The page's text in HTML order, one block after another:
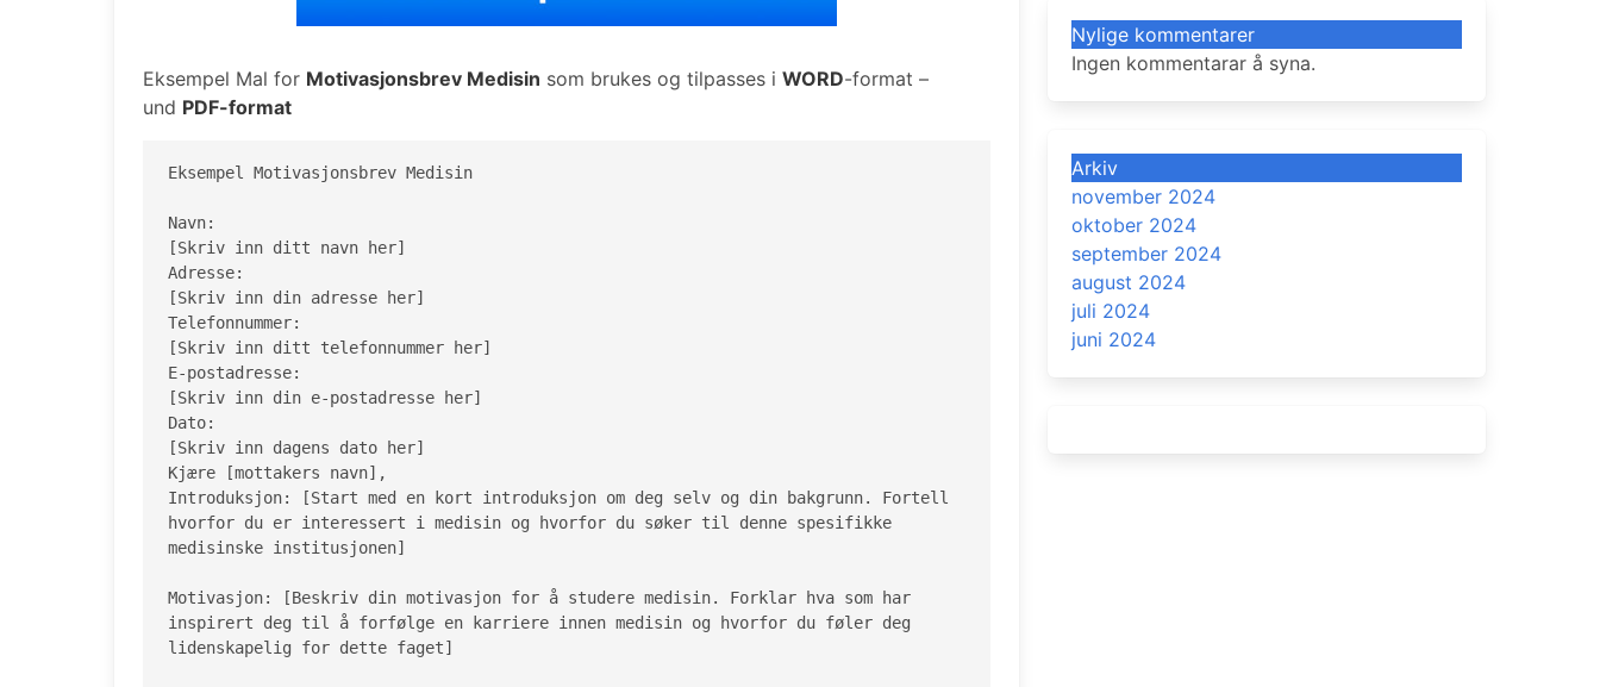
Eksempel Mal for Motivasjonsbrev Medisin som brukes og tilpasses i WORD-format –
und PDF-format
Eksempel Motivasjonsbrev Medisin
Navn:
[Skriv inn ditt navn her]
Adresse:
[Skriv inn din adresse her]
Telefonnummer:
[Skriv inn ditt telefonnummer her]
E-postadresse:
[Skriv inn din e-postadresse her]
Dato:
[Skriv inn dagens dato her]
Kjære [mottakers navn],
Introduksjon: [Start med en kort introduksjon om deg selv og din bakgrunn. Fortell
hvorfor du er interessert i medisin og hvorfor du søker til denne spesifikke
medisinske institusjonen]
Motivasjon: [Beskriv din motivasjon for å studere medisin. Forklar hva som har
inspirert deg til å forfølge en karriere innen medisin og hvorfor du føler deg
lidenskapelig for dette faget]
Nylige kommentarer
Ingen kommentarar å syna.
Arkiv
november 2024
oktober 2024
september 2024
august 2024
juli 2024
juni 2024